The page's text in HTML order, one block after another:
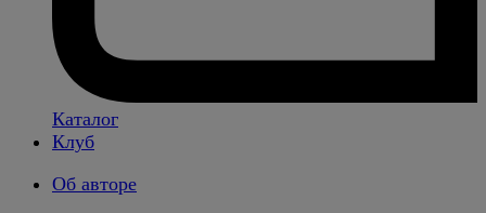
Каталог
Клуб
Об авторе